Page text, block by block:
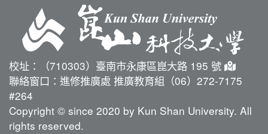
校址：（710303）臺南市永康區崑大路 195 號
聯絡窗口：進修推廣處 推廣教育組（06）272-7175
#264
Copyright © since 2020 by Kun Shan University. All
rights reserved.